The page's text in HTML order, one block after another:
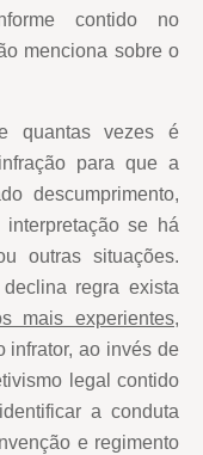
contido no
menciona sobre o
quantas vezes é
para que a
descumprimento,
se há
outras situações.
regra exista
mais experientes,
infrator, ao invés de
legal contido
a conduta
e regimento